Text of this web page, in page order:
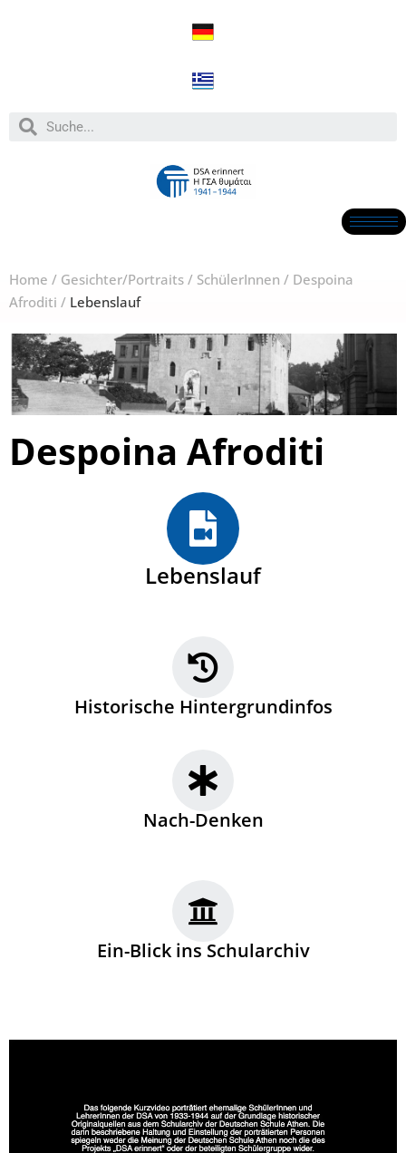
Home / Gesichter/Portraits / SchülerInnen / Despoina
Afroditi / Lebenslauf
Despoina Afroditi
Lebenslauf
Historische Hintergrundinfos
Nach-Denken
Ein-Blick ins Schularchiv